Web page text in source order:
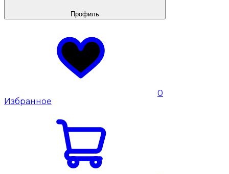
Профиль
0
Избранное